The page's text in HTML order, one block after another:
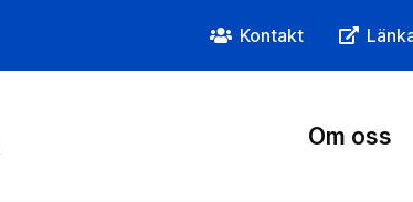
Kontakt
Om oss